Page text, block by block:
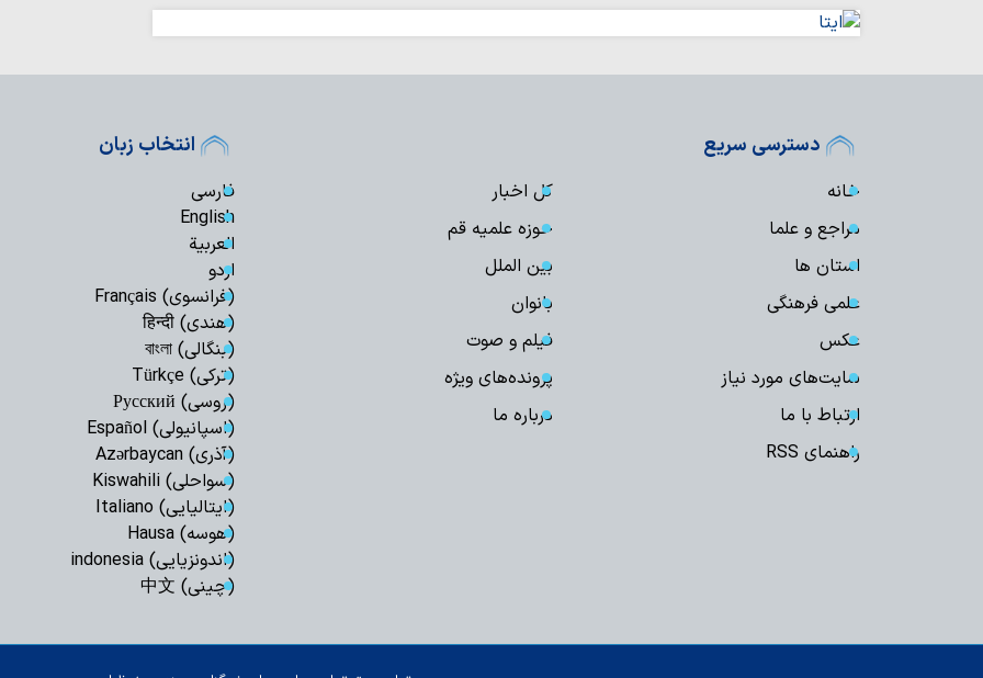
دسترسی سریع
خانه
کل اخبار
مراجع و علما
حوزه علمیه قم
استان ها
بین الملل
علمی فرهنگی
بانوان
عکس
فیلم و صوت
سایت‌های مورد نیاز
پرونده‌های ویژه
ارتباط با ما
درباره ما
راهنمای RSS
انتخاب زبان
فارسی
English
العربیة
اردو
(فرانسوی) Français
(هندی) हिन्दी
(بنگالی) বাংলা
(ترکی) Türkçe
(روسی) Русский
(اسپانیولی) Español
(آذری) Azərbaycan
(سواحلی) Kiswahili
(ایتالیایی) Italiano
(هوسه) Hausa
(اندونزیایی) indonesia
(چینی) 中文